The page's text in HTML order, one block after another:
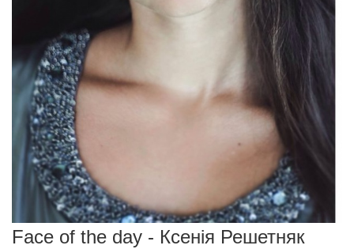
Face of the day - Ксенія Решетняк